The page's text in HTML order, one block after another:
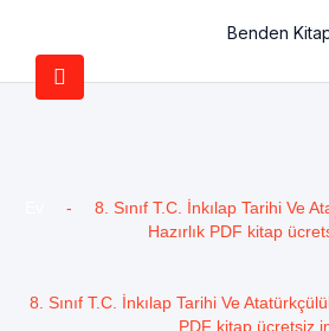
Benden
-
8. Sınıf T.C. İnkılap Tarihi Ve
Hazırlık PDF kitap
8. Sınıf T.C. İnkılap Tarihi Ve
PDF kitap ücretsiz